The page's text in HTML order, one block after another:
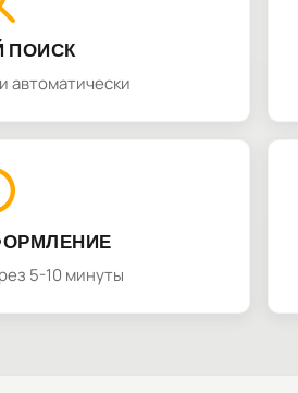
ПОИСК
автоматически
5-10 минуты